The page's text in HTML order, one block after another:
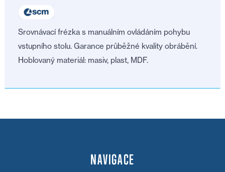
Srovnávací frézka s manuálním ovládáním pohybu
vstupního stolu. Garance průběžné kvality obrábění.
Hoblovaný materiál: masiv, plast, MDF.
NAVIGACE